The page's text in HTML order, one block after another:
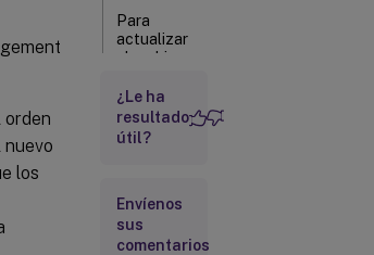
orden
los
Para
actualizar
el archivo
Para
actualizar
¿Le ha
resultado
útil?
Envíenos
sus
comentarios